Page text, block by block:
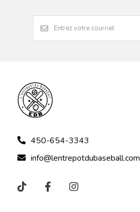
450-654-3343
info@lentrepotdubaseball.com